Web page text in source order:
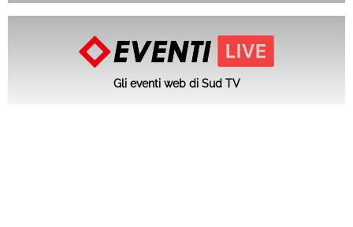
Gli eventi web di Sud TV